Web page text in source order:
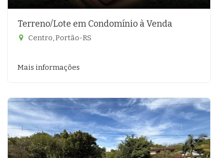
Terreno/Lote em Condomínio à Venda
Centro, Portão-RS
Mais informações